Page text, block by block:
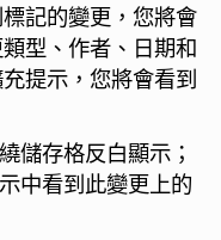
記的變更，您將會
型、作者、日期和
提示，您將會看到
儲存格反白顯示；
中看到此變更上的